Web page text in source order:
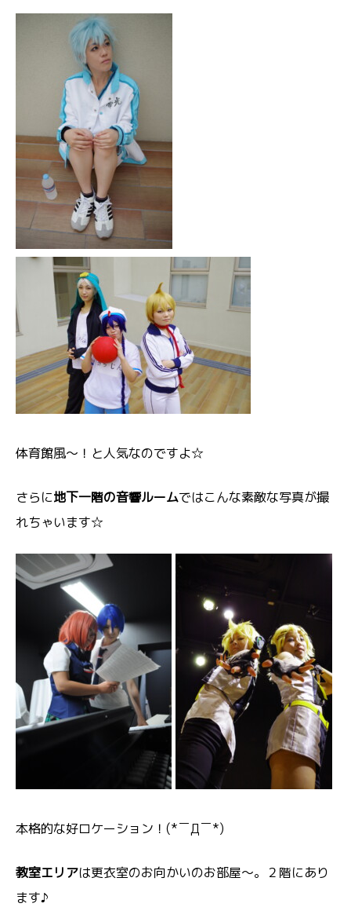
体育館風～！と人気なのですよ☆
さらに地下一階の音響ルームではこんな素敵な写真が撮
れちゃいます☆
本格的な好ロケーション！(*￣Д￣*)
教室エリアは更衣室のお向かいのお部屋～。２階にあり
ます♪